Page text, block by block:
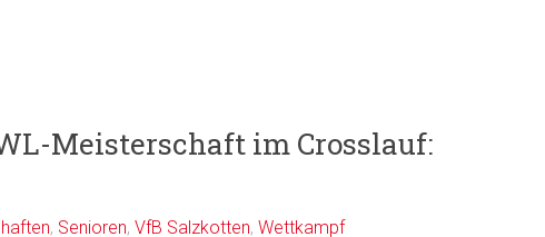
Meisterschaft im Crosslauf:
, Senioren, VfB Salzkotten, Wettkampf